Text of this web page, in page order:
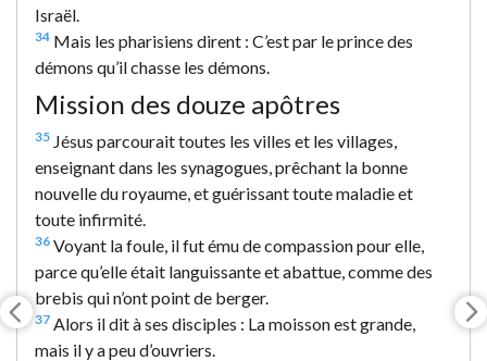
Israël.
34 Mais les pharisiens dirent : C’est par le prince des
démons qu’il chasse les démons.
Mission des douze apôtres
35 Jésus parcourait toutes les villes et les villages,
enseignant dans les synagogues, prêchant la bonne
nouvelle du royaume, et guérissant toute maladie et
toute infirmité.
36 Voyant la foule, il fut ému de compassion pour elle,
parce qu’elle était languissante et abattue, comme des
brebis qui n’ont point de berger.
37 Alors il dit à ses disciples : La moisson est grande,
mais il y a peu d’ouvriers.